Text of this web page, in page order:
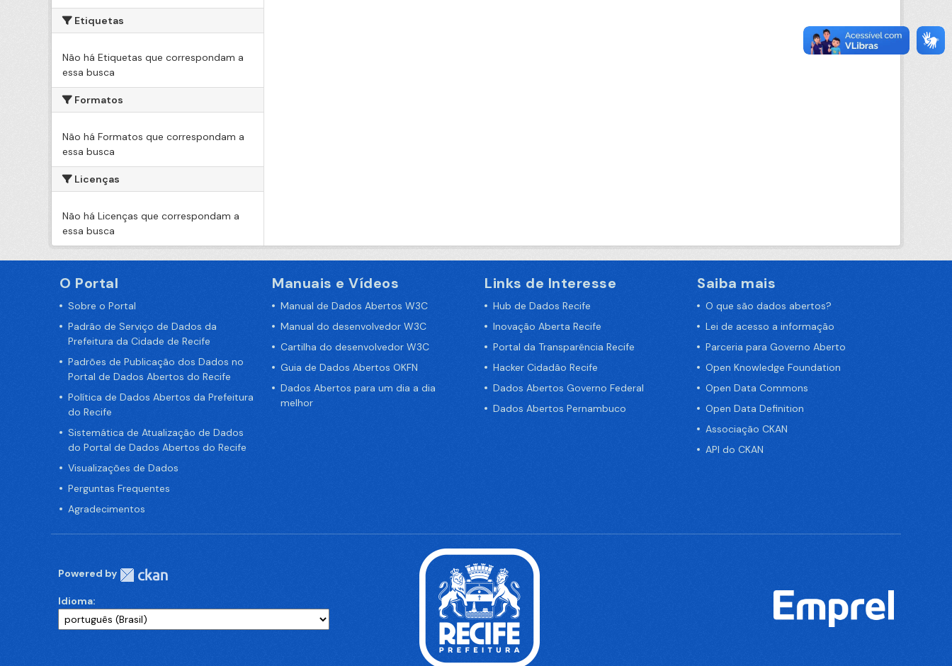
Etiquetas
Não há Etiquetas que correspondam a
essa busca
Formatos
Não há Formatos que correspondam a
essa busca
Licenças
Não há Licenças que correspondam a
essa busca
O Portal
Sobre o Portal
Padrão de Serviço de Dados da
Prefeitura da Cidade de Recife
Padrões de Publicação dos Dados no
Portal de Dados Abertos do Recife
Política de Dados Abertos da Prefeitura
do Recife
Sistemática de Atualização de Dados
do Portal de Dados Abertos do Recife
Visualizações de Dados
Perguntas Frequentes
Agradecimentos
Manuais e Vídeos
Manual de Dados Abertos W3C
Manual do desenvolvedor W3C
Cartilha do desenvolvedor W3C
Guia de Dados Abertos OKFN
Dados Abertos para um dia a dia
melhor
Links de Interesse
Hub de Dados Recife
Inovação Aberta Recife
Portal da Transparência Recife
Hacker Cidadão Recife
Dados Abertos Governo Federal
Dados Abertos Pernambuco
Saiba mais
O que são dados abertos?
Lei de acesso a informação
Parceria para Governo Aberto
Open Knowledge Foundation
Open Data Commons
Open Data Definition
Associação CKAN
API do CKAN
Powered by
Idioma